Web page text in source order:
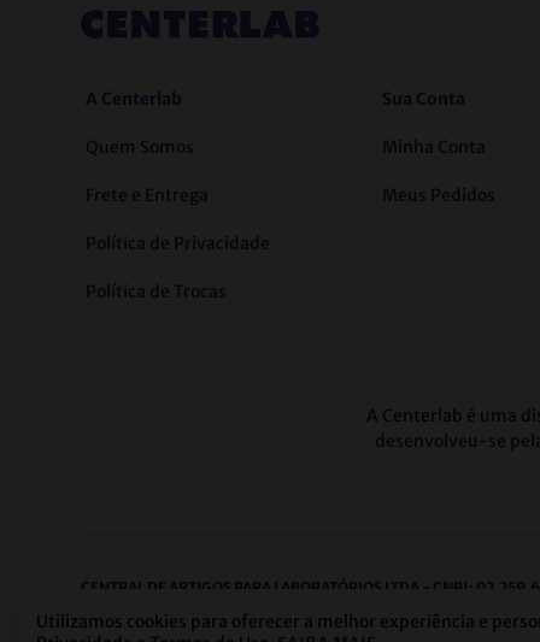
A Centerlab
Quem Somos
Frete e Entrega
Política de Privacidade
Política de Trocas
Sua Conta
Minha Conta
Meus Pedidos
A Centerlab é uma
desenvolveu-se
CENTRAL DE ARTIGOS PARA LABORATÓRIOS LTDA - CNPJ:
Escritório: Av. Nossa Sra. de Fátima, 2.343 | Bairro: Carlos Prates
Utilizamos cookies para oferecer a melhor experiência e